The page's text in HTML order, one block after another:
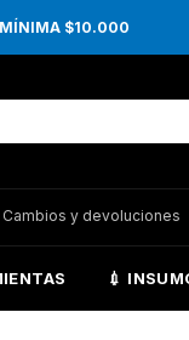
MÍNIMA $10.000
y devoluciones
💉